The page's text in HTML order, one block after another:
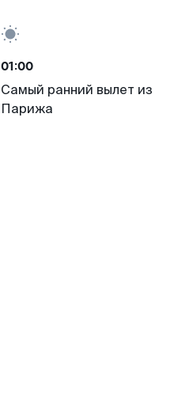
01:00
Самый ранний вылет из
Парижа